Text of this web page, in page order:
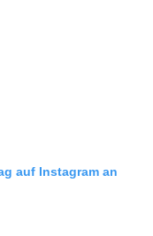
auf Instagram an